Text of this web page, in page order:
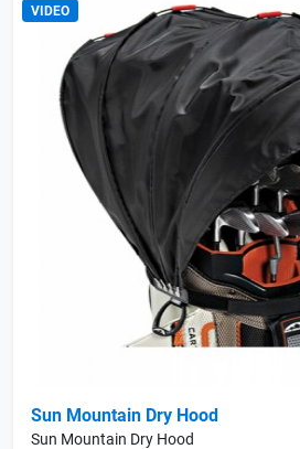
VIDEO
Sun Mountain Dry Hood
Sun Mountain Dry Hood